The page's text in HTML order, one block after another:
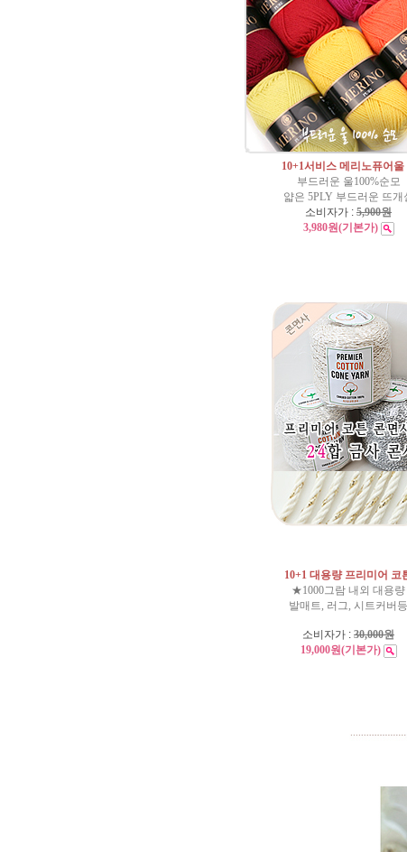
10+1서비스 메리노퓨어울
부드러운 울100%순모
얇은 5PLY 부드러운 뜨개
소비자가 : 5,900원
3,980원(기본가)
10+1 대용량 프리미어 코
★1000그람 내외 대용량
발매트, 러그, 시트커버등
소비자가 : 30,000원
19,000원(기본가)